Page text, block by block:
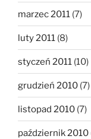
marzec 2011 (7)
luty 2011 (8)
styczeń 2011 (10)
grudzień 2010 (7)
listopad 2010 (7)
październik 2010